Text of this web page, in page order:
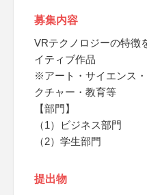
募集内容
VRテクノロジーの特徴
イティブ作品
※アート・サイエンス
クチャー・教育等
【部門】
（1）ビジネス部門
（2）学生部門
提出物